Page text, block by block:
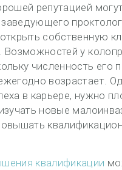
репутацией
собственную
Возможностей у
численность его
возрастает.
в карьере, нужно
новые
квалификации